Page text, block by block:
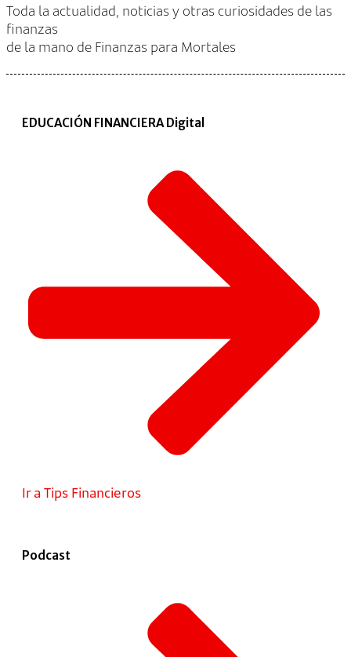
Toda la actualidad, noticias y otras curiosidades de las
finanzas
de la mano de Finanzas para Mortales
EDUCACIÓN FINANCIERA Digital
Ir a Tips Financieros
Podcast